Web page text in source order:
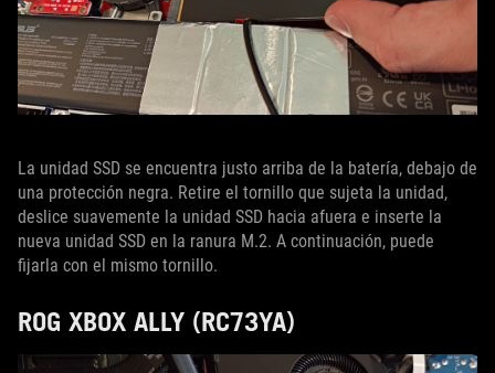
La unidad SSD se encuentra justo arriba de la batería, debajo de
una protección negra. Retire el tornillo que sujeta la unidad,
deslice suavemente la unidad SSD hacia afuera e inserte la
nueva unidad SSD en la ranura M.2. A continuación, puede
fijarla con el mismo tornillo.
ROG XBOX ALLY (RC73YA)